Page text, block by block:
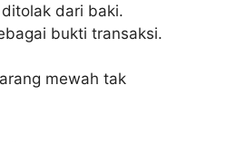
dari baki.
bukti transaksi.
mewah tak